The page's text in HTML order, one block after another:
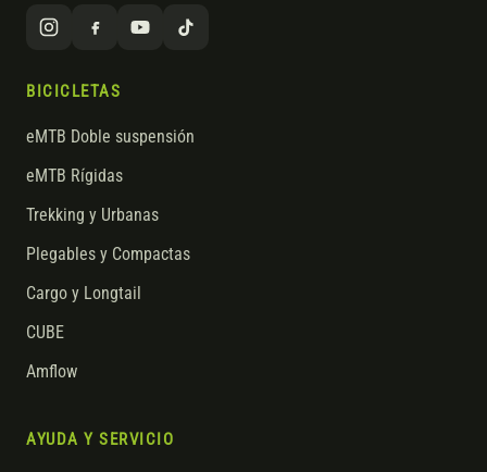
BICICLETAS
eMTB Doble suspensión
eMTB Rígidas
Trekking y Urbanas
Plegables y Compactas
Cargo y Longtail
CUBE
Amflow
AYUDA Y SERVICIO